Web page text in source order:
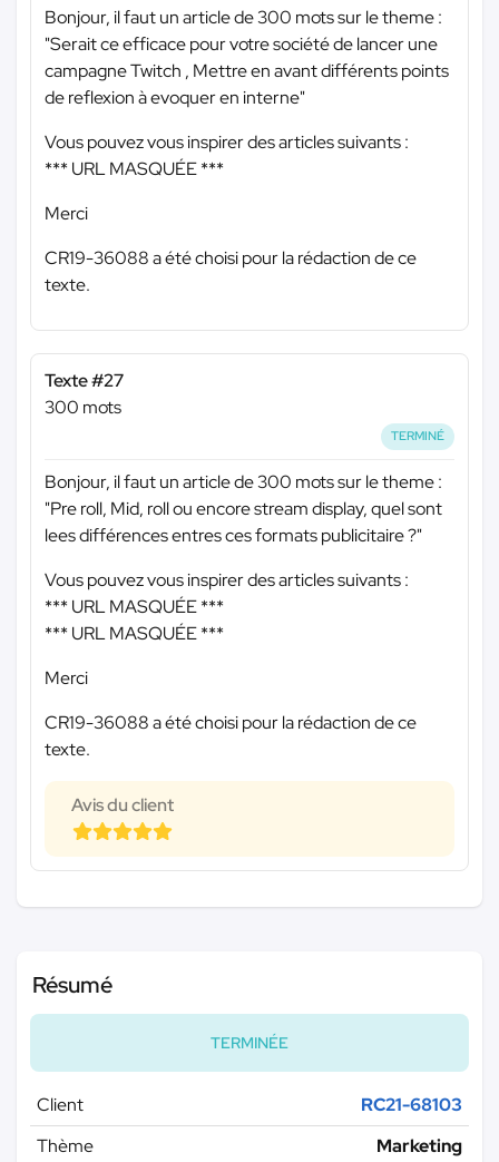
Bonjour, il faut un article de 300 mots sur le theme :
"Serait ce efficace pour votre société de lancer une
campagne Twitch , Mettre en avant différents points
de reflexion à evoquer en interne"
Vous pouvez vous inspirer des articles suivants :
*** URL MASQUÉE ***
Merci
CR19-36088 a été choisi pour la rédaction de ce
texte.
Texte #27
300 mots
TERMINÉ
Bonjour, il faut un article de 300 mots sur le theme :
"Pre roll, Mid, roll ou encore stream display, quel sont
lees différences entres ces formats publicitaire ?"
Vous pouvez vous inspirer des articles suivants :
*** URL MASQUÉE ***
*** URL MASQUÉE ***
Merci
CR19-36088 a été choisi pour la rédaction de ce
texte.
Avis du client
Résumé
TERMINÉE
Client
RC21-68103
Thème
Marketing